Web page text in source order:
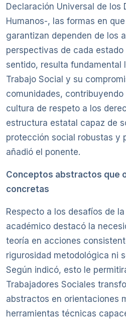
Declaración Universal de los
Humanos-, las formas en
garantizan dependen de los
perspectivas de cada estado
sentido, resulta fundamental
Trabajo Social y su
comunidades,
cultura de respeto a los
estructura estatal capaz de
protección social robustas y
añadió el ponente.
Conceptos abstractos que
concretas
Respecto a los desafíos de
académico destacó la
teoría en acciones
rigurosidad metodológica ni
Según indicó, esto le
Trabajadores Sociales
abstractos en orientaciones
herramientas técnicas